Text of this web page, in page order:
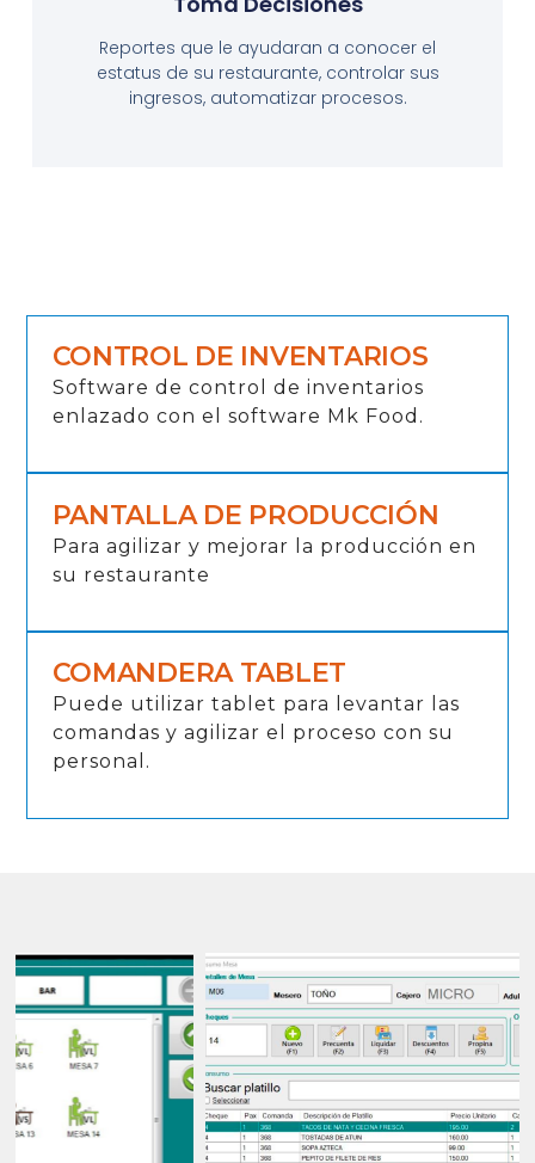
Reportes que le ayudaran a conocer el
estatus de su restaurante, controlar sus
ingresos, automatizar procesos.
CONTROL DE INVENTARIOS
Software de control de inventarios
enlazado con el software Mk Food.
PANTALLA DE PRODUCCIÓN
Para agilizar y mejorar la producción en
su restaurante
COMANDERA TABLET
Puede utilizar tablet para levantar las
comandas y agilizar el proceso con su
personal.